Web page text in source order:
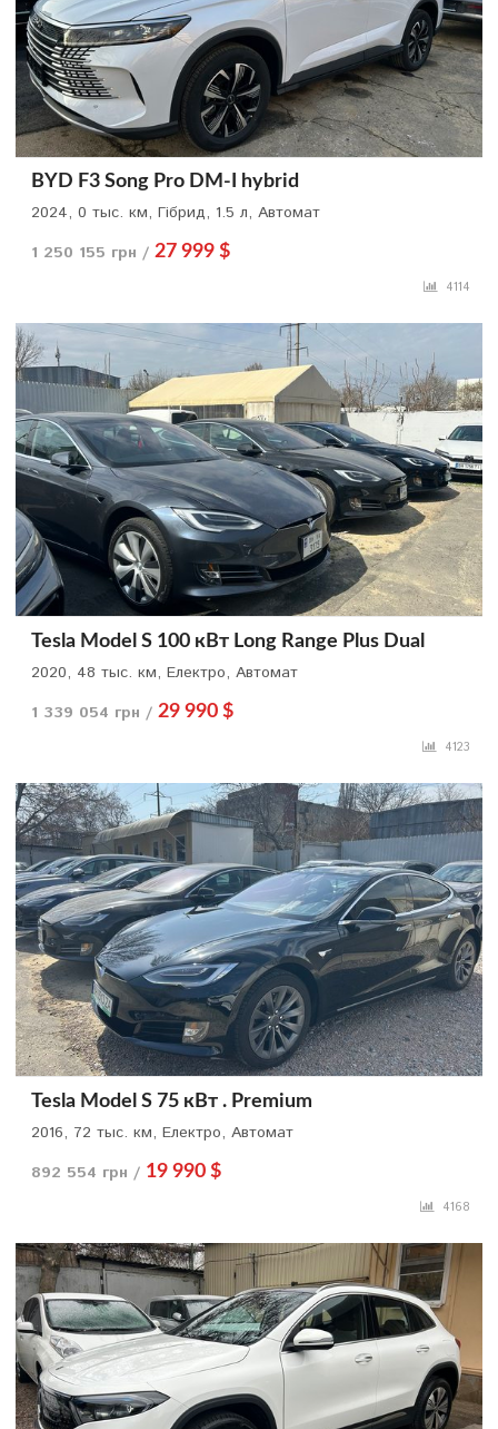
BYD F3 Song Pro DM-I hybrid
2024, 0 тыс. км, Гібрид, 1.5 л, Автомат
1 250 155 грн / 27 999 $
4114
Tesla Model S 100 кВт Long Range Plus Dual
2020, 48 тыс. км, Електро, Автомат
1 339 054 грн / 29 990 $
4123
Tesla Model S 75 кВт . Premium
2016, 72 тыс. км, Електро, Автомат
892 554 грн / 19 990 $
4168